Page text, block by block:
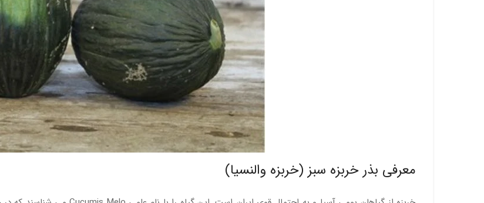
معرفی بذر خربزه سبز (خربزه والنسیا)